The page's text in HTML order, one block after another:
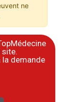
ne
site.
demande